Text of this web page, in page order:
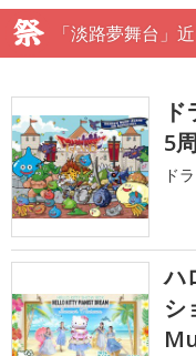
「淡路夢舞台」
5
ド
ハ
シ